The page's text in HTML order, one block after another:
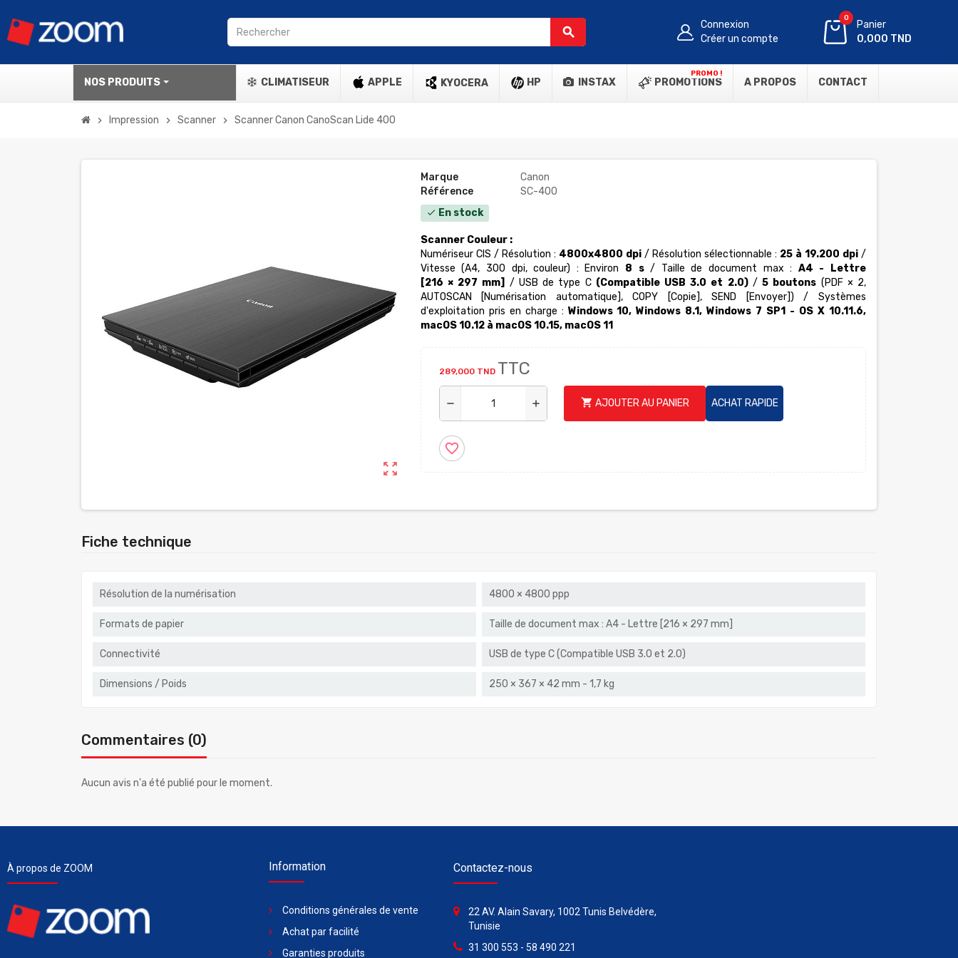
search
Connexion
Créer un compte
0
Panier
0,000 TND
NOS PRODUITS CLIMATISEUR APPLE KYOCERA HP INSTAX PROMOTIONS
PROMO !
A PROPOS CONTACT
chevron_right Impression chevron_right Scanner chevron_right Scanner Canon CanoScan Lide 400
zoom_out_map
Marque
Canon
Référence
SC-400
check En stock
Scanner Couleur :
Numériseur CIS / Résolution : 4800x4800 dpi / Résolution sélectionnable : 25 à 19.200 dpi /
Vitesse (A4, 300 dpi, couleur) : Environ 8 s/ Taille de document max : A4 - Lettre
[216 × 297 mm] / USB de type C (Compatible USB 3.0 et 2.0)/5 boutons (PDF × 2,
AUTOSCAN [Numérisation automatique], COPY [Copie], SEND [Envoyer]) / Systèmes
d'exploitation pris en charge : Windows 10, Windows 8.1, Windows 7 SP1 - OS X 10.11.6,
macOS 10.12 à macOS 10.15, macOS 11
289,000 TND TTC
remove add shopping_cart AJOUTER AU PANIER ACHAT RAPIDE
favorite_border
Fiche technique
Résolution de la numérisation 4800 × 4800 ppp
Formats de papier Taille de document max : A4 - Lettre [216 × 297 mm]
Connectivité USB de type C (Compatible USB 3.0 et 2.0)
Dimensions / Poids 250 × 367 × 42 mm - 1,7 kg
Commentaires (0)
Aucun avis n'a été publié pour le moment.
À propos de ZOOM Information
Conditions générales de vente
Achat par facilité
Garanties produits
Contactez-nous
22 AV. Alain Savary, 1002 Tunis Belvédère,
Tunisie
31 300 553 - 58 490 221